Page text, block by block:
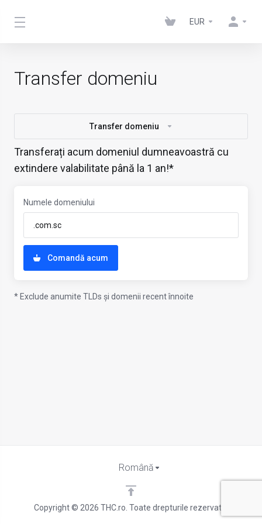
EUR
Transfer domeniu
Transfer domeniu
Transferați acum domeniul dumneavoastră cu
extindere valabilitate până la 1 an!*
Numele domeniului
Comandă acum
* Exclude anumite TLDs și domenii recent înnoite
Copyright © 2026 THC.ro. Toate drepturile rezervate.
Română